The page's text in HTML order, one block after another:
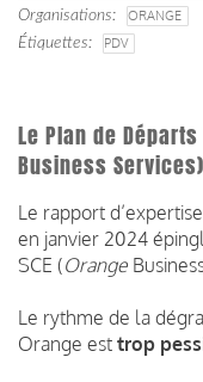
Organisations
ORANGE
Étiquettes
PDV
Le Plan de
Business
Le rapport
en janvier 2024
SCE (Orange
Le rythme de la
Orange est trop